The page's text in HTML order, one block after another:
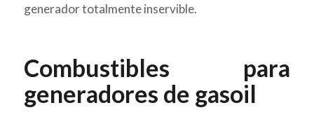
generador totalmente inservible.
Combustibles para
generadores de gasoil